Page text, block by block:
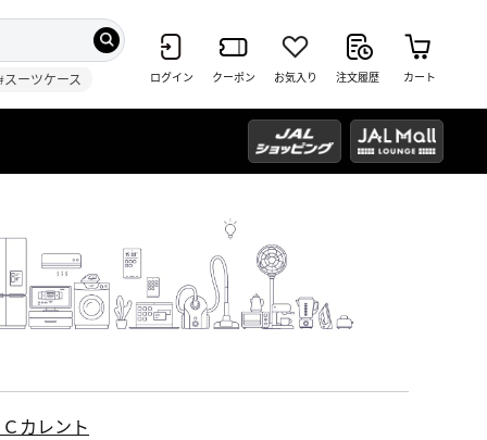
スーツケース ログイン クーポン お気入り 注文履歴 カート
Ｃカレント